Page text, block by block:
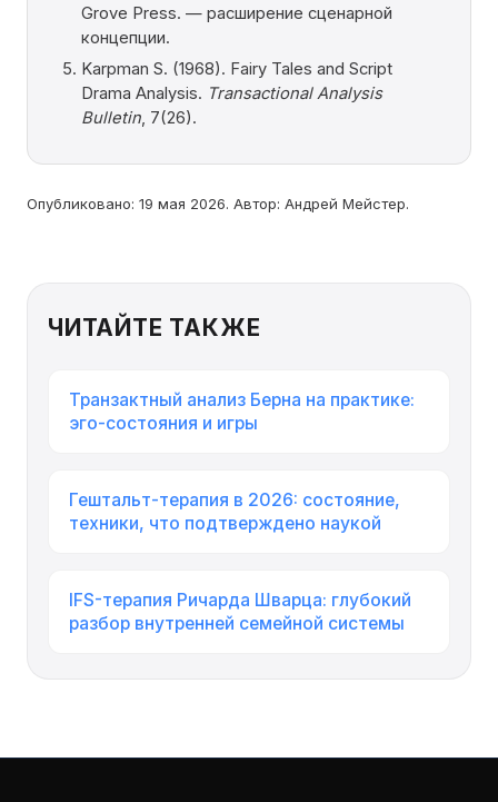
Grove Press. — расширение сценарной
концепции.
Karpman S. (1968). Fairy Tales and Script
Drama Analysis. Transactional Analysis
Bulletin, 7(26).
Опубликовано: 19 мая 2026. Автор: Андрей Мейстер.
ЧИТАЙТЕ ТАКЖЕ
Транзактный анализ Берна на практике:
эго-состояния и игры
Гештальт-терапия в 2026: состояние,
техники, что подтверждено наукой
IFS-терапия Ричарда Шварца: глубокий
разбор внутренней семейной системы